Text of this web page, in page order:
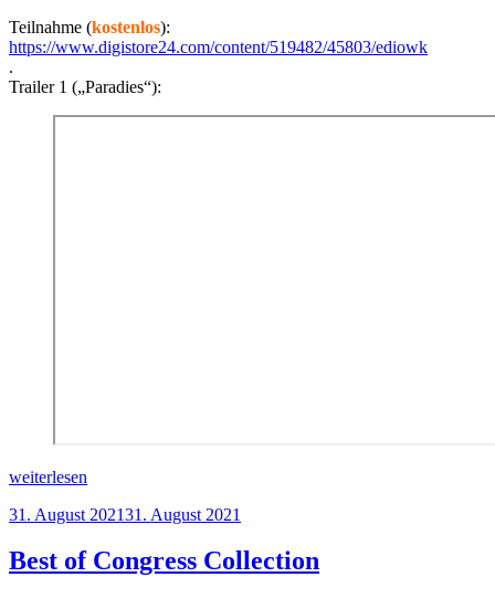
Teilnahme (kostenlos):
https://www.digistore24.com/content/519482/45803/ediowk
.
Trailer 1 („Paradies“):
„Kongress
&
weiterlesen
Veröffentlicht
31. August 202131. August 2021
Best of Congress Collection